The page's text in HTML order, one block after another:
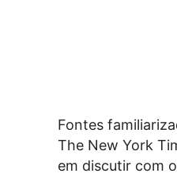
Fontes
The New York
em discutir com